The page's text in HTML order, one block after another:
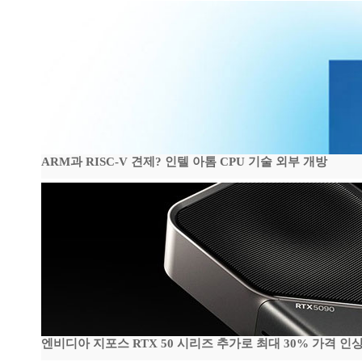
ARM과 RISC-V 견제? 인텔 아톰 CPU 기술 외부 개방
엔비디아 지포스 RTX 50 시리즈 추가로 최대 30% 가격 인